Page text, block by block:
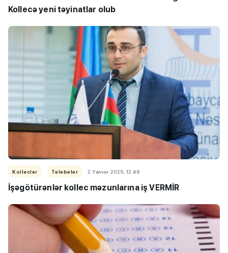
Kollecə yeni təyinatlar olub
Kolleclər Tələbələr 2 Yanvar 2025, 12:48
İşəgötürənlər kollec məzunlarına iş VERMİR